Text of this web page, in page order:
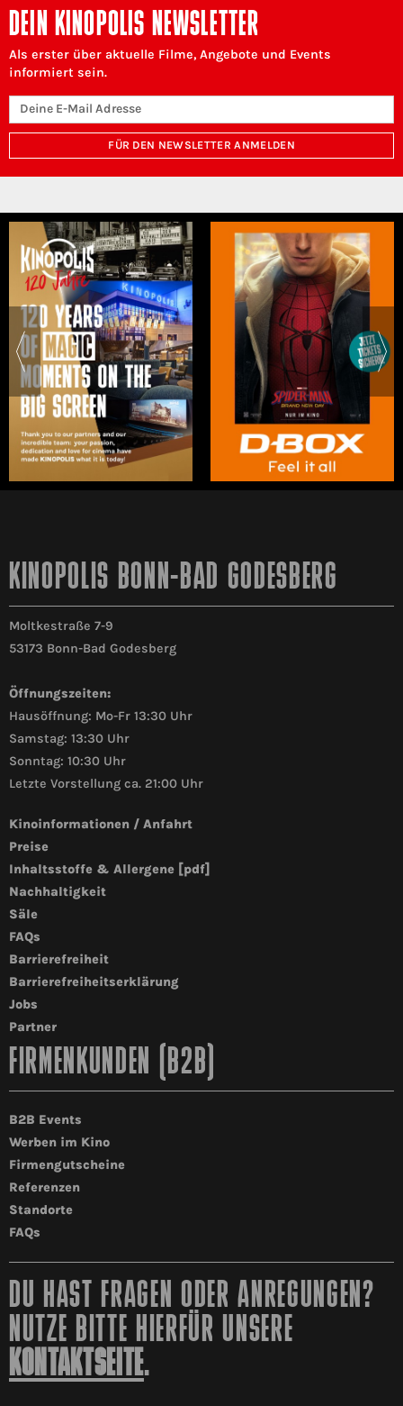
DEIN KINOPOLIS NEWSLETTER
Als erster über aktuelle Filme, Angebote und Events
informiert sein.
FÜR DEN NEWSLETTER ANMELDEN
KINOPOLIS BONN-BAD GODESBERG
Moltkestraße 7-9
53173 Bonn-Bad Godesberg
Öffnungszeiten:
Hausöffnung: Mo-Fr 13:30 Uhr
Samstag: 13:30 Uhr
Sonntag: 10:30 Uhr
Letzte Vorstellung ca. 21:00 Uhr
Kinoinformationen / Anfahrt
Preise
Inhaltsstoffe & Allergene [pdf]
Nachhaltigkeit
Säle
FAQs
Barrierefreiheit
Barrierefreiheitserklärung
Jobs
Partner
FIRMENKUNDEN (B2B)
B2B Events
Werben im Kino
Firmengutscheine
Referenzen
Standorte
FAQs
DU HAST FRAGEN ODER ANREGUNGEN?
NUTZE BITTE HIERFÜR UNSERE
KONTAKTSEITE.